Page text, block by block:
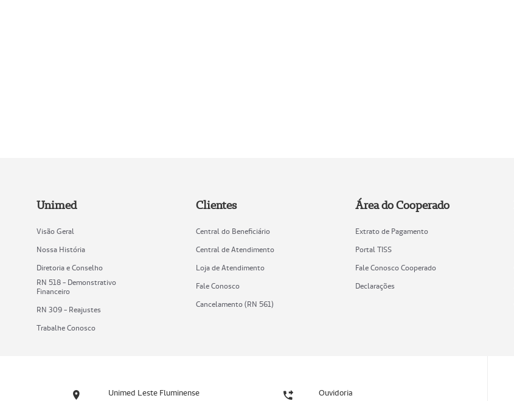
Unimed
Visão Geral
Nossa História
Diretoria e Conselho
RN 518 - Demonstrativo
Financeiro
RN 309 - Reajustes
Trabalhe Conosco
Clientes
Central do Beneficiário
Central de Atendimento
Loja de Atendimento
Fale Conosco
Cancelamento (RN 561)
Área do Cooperado
Extrato de Pagamento
Portal TISS
Fale Conosco Cooperado
Declarações
Unimed Leste Fluminense Ouvidoria